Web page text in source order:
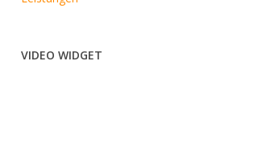
VIDEO WIDGET